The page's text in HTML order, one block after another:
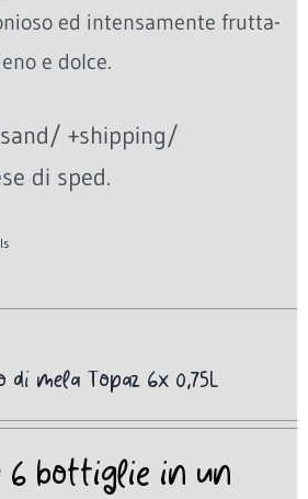
ed intensamente frutta-
e dolce.
+shipping/
di sped.
di mela Topaz 6x 0,75L
6 bottiglie in un